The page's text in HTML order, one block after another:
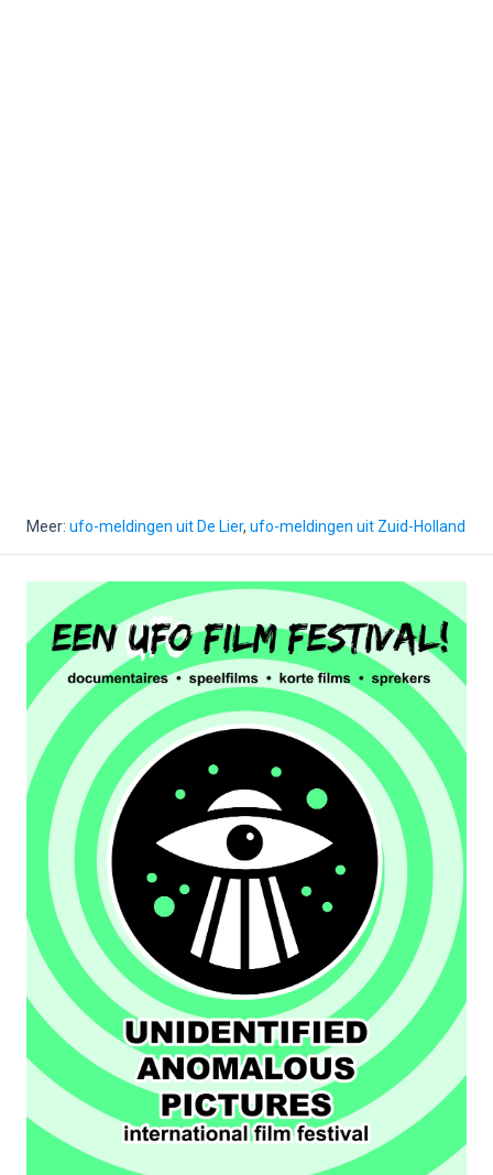
Meer: ufo-meldingen uit De Lier, ufo-meldingen uit Zuid-Holland